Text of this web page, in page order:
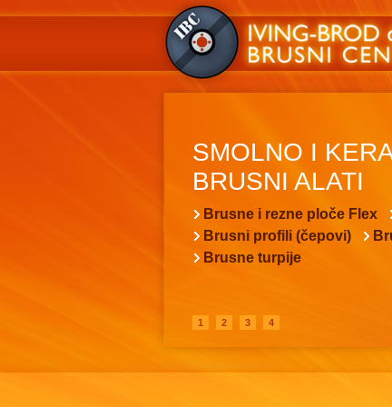
SMOLNO I
BRUSNI ALATI
Brusne i rezne ploče Flex
Brusni profili (čepovi)
Brusne turpije
1 2 3 4